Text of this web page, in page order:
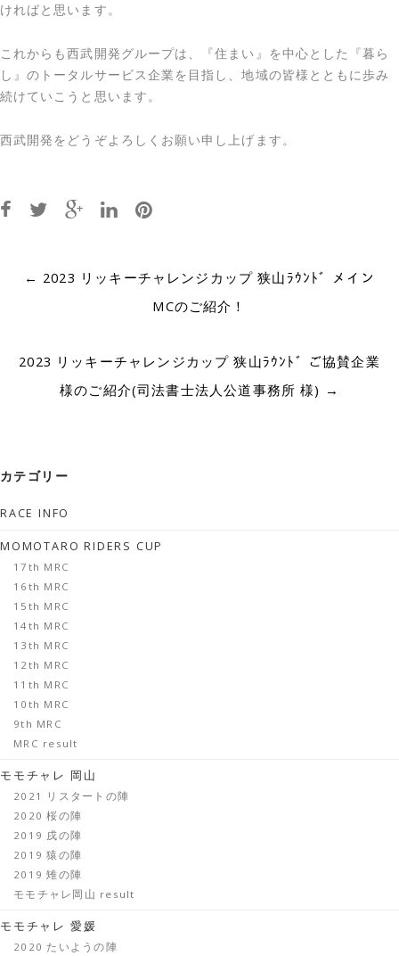
ければと思います。
これからも西武開発グループは、『住まい』を中心とした『暮ら
し』のトータルサービス企業を目指し、地域の皆様とともに歩み
続けていこうと思います。
西武開発をどうぞよろしくお願い申し上げます。
Post
← 2023 リッキーチャレンジカップ 狭山ﾗｳﾝﾄﾞ メイン
MCのご紹介！
2023 リッキーチャレンジカップ 狭山ﾗｳﾝﾄﾞ ご協賛企業
様のご紹介(司法書士法人公道事務所 様) →
カテゴリー
RACE INFO
MOMOTARO RIDERS CUP
17th MRC
16th MRC
15th MRC
14th MRC
13th MRC
12th MRC
11th MRC
10th MRC
9th MRC
MRC result
モモチャレ 岡山
2021 リスタートの陣
2020 桜の陣
2019 戌の陣
2019 猿の陣
2019 雉の陣
モモチャレ岡山 result
モモチャレ 愛媛
2020 たいようの陣